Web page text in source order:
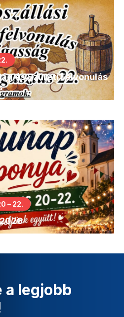
és Szüreti Felvonulás
– 22.
a legjobb